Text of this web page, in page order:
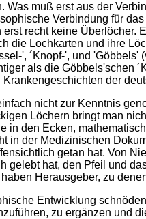
muß erst aus der
Verbindung für
recht keine Überlöcher.
die Lochkarten und ihre
', ´Knopf-', und
als die Göbbels'schen
der
nicht zur Kenntnis
Löchern bringt man
in den Ecken,
in der Medizinischen
getan hat. Von
gelebt hat, den Pfeil und
Herausgeber, zu
Entwicklung
zu ergänzen und